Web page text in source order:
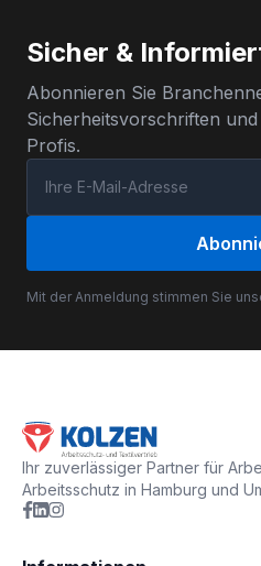
Sicher &
Abonnieren Sie
Sicherheitsvorschriften
Profis.
Mit der Anmeldung stimmen Sie
Ihr zuverlässiger Partner für
Arbeitsschutz in Hamburg und